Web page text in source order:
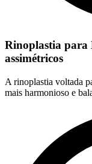
Rinoplastia para
assimétricos
A rinoplastia voltada
mais harmonioso e